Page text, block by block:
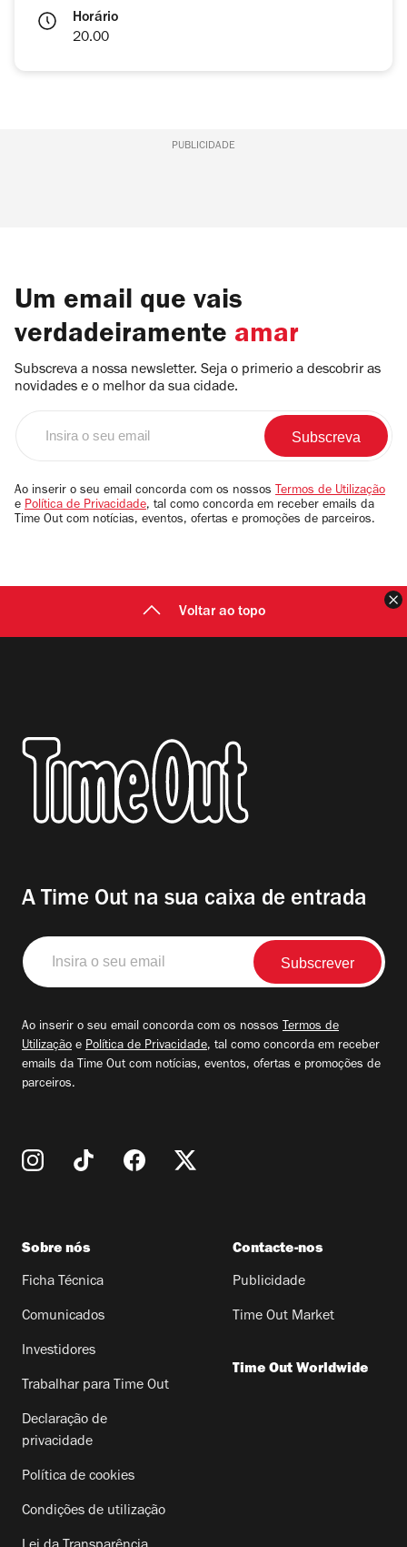
Horário
20.00
PUBLICIDADE
Um email que vais
verdadeiramente amar
Subscreva a nossa newsletter. Seja o primerio a descobrir as
novidades e o melhor da sua cidade.
email
Ao inserir o seu email concorda com os nossos Termos de Utilização
e Política de Privacidade, tal como concorda em receber emails da
Time Out com notícias, eventos, ofertas e promoções de parceiros.
Voltar ao topo
A Time Out na sua caixa de entrada
Insira
o
seu
Ao inserir o seu email concorda com os nossos Termos de
Utilização e Política de Privacidade, tal como concorda em receber
emails da Time Out com notícias, eventos, ofertas e promoções de
parceiros.
Sobre nós
Ficha Técnica
Comunicados
Investidores
Trabalhar para Time Out
Declaração de
privacidade
Política de cookies
Condições de utilização
Contacte-nos
Publicidade
Time Out Market
Time Out Worldwide